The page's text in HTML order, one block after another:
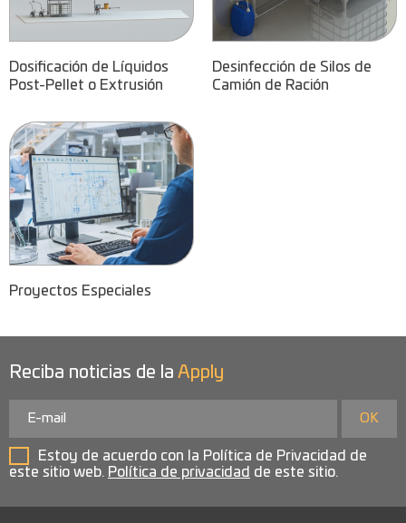
Dosificación de Líquidos
Post-Pellet o Extrusión
Desinfección de Silos de
Camión de Ración
Proyectos Especiales
Reciba noticias de la Apply
Estoy de acuerdo con la Política de Privacidad de
este sitio web. Política de privacidad de este sitio.